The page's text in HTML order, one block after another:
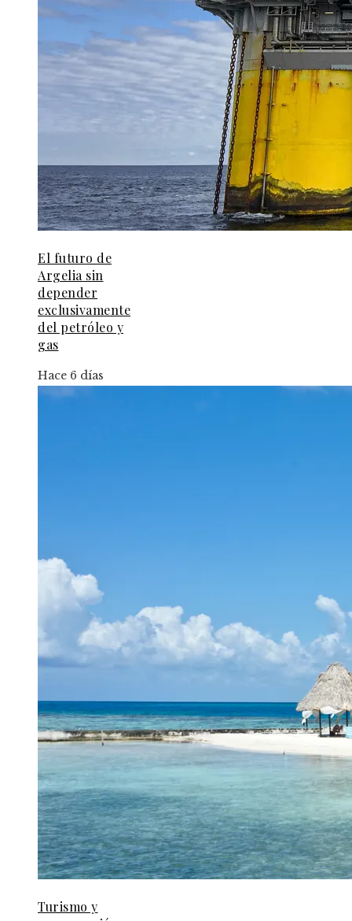
El futuro de
Argelia sin
depender
exclusivamente
del petróleo y
gas
Hace 6 días
Turismo y